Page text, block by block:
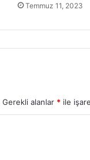
Temmuz 11, 2023
Gerekli alanlar * ile